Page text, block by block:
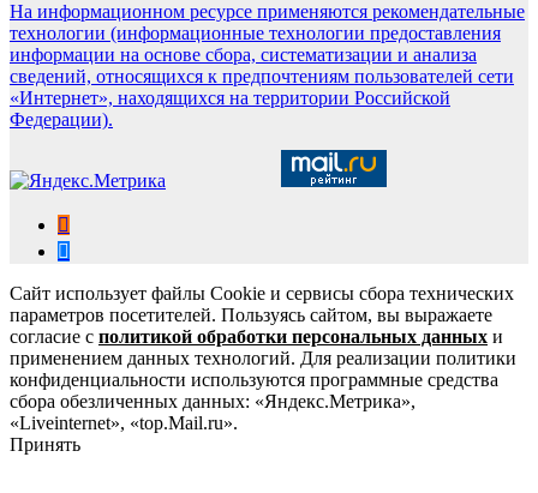
На информационном ресурсе применяются рекомендательные
технологии (информационные технологии предоставления
информации на основе сбора, систематизации и анализа
сведений, относящихся к предпочтениям пользователей сети
«Интернет», находящихся на территории Российской
Федерации).
Сайт использует файлы Cookie и сервисы сбора технических
параметров посетителей. Пользуясь сайтом, вы выражаете
согласие с политикой обработки персональных данных и
применением данных технологий. Для реализации политики
конфиденциальности используются программные средства
сбора обезличенных данных: «Яндекс.Метрика»,
«Liveinternet», «top.Mail.ru».
Принять